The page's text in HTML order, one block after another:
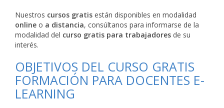
Nuestros cursos gratis están disponibles en modalidad
online o a distancia, consúltanos para informarse de la
modalidad del curso gratis para trabajadores de su
interés.
OBJETIVOS DEL CURSO GRATIS
FORMACIÓN PARA DOCENTES E-
LEARNING